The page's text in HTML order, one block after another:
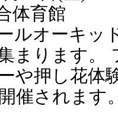
体育館
ルオーキッ
まります。
や押し花体
催されます